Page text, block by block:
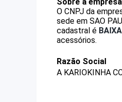
O CNPJ da
sede em SAO
cadastral é
acessórios.
Razão Social
A KARIOKINHA